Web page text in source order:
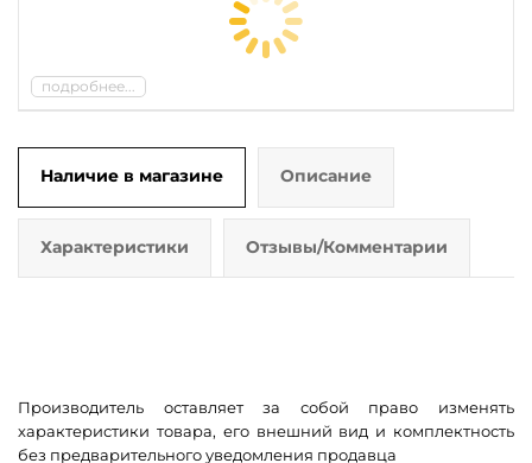
подробнее...
Наличие в магазине Описание
Характеристики Отзывы/Комментарии
Производитель оставляет за собой право изменять
характеристики товара, его внешний вид и комплектность
без предварительного уведомления продавца